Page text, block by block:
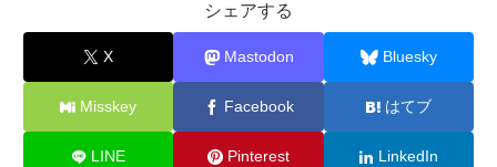
シェアする
X Mastodon Bluesky
Misskey Facebook はてブ
LINE Pinterest LinkedIn